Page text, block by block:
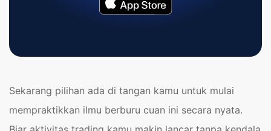
Sekarang pilihan ada di tangan kamu untuk mulai
mempraktikkan ilmu berburu cuan ini secara nyata.